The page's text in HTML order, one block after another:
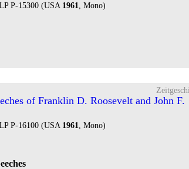
P-15300 (USA 1961 , Mono)
of Franklin D. Roosevelt and John F.
P-16100 (USA 1961 , Mono)